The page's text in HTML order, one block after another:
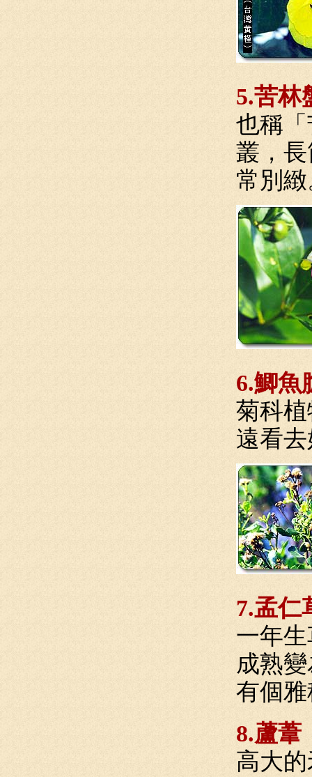
5.苦林
也稱
叢，
常別
6.鯽魚
菊科
遠看
7.孟仁
一年
成熟
有個
8.蘆葦
高大